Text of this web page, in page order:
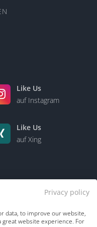
Like Us
auf Instagram
Like Us
auf Xing
Über uns
Privacy policy
data, to improve our website,
website experience. For